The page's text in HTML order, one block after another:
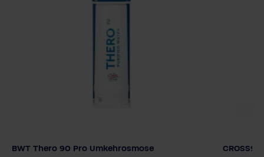
Modell
BWT Thero 90 Pro Umkehrosmose